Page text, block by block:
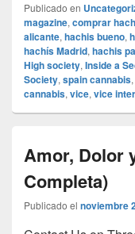
Publicado en
magazine, comprar
alicante, hachis bueno,
hachís Madrid, hachis
High society, Inside a
Society, spain cannabis,
cannabis, vice, vice
Amor, Dolor
Completa)
Publicado el noviembre